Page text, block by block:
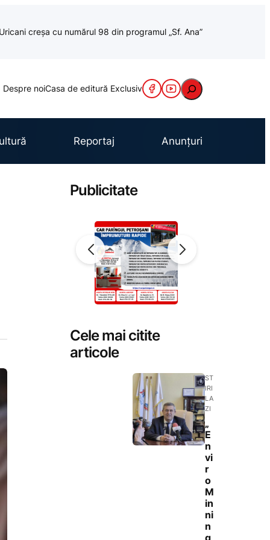
creșa cu numărul 98 din programul „Sf. Ana”
Despre noiCasa de editură Exclusiv Caută
Reportaj Anunțuri
Publicitate
Cele mai citite
articole
ST
IRI
LA
ZI
„
E
n
vi
r
o
M
in
ni
n
g